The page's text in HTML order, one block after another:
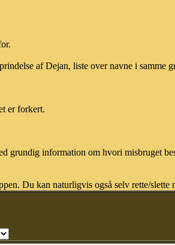
af Dejan, liste over navne i samme
er forkert.
grundig information om hvori misbruget
Du kan naturligvis også selv rette/slette